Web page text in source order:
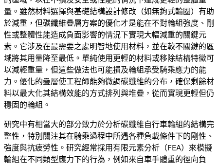
量。雖然材料選擇與基礎結構設計修改（如無鉤式輪圈）有助
於減重，但碳纖維疊層方案的優化才是能在不對輪組強度、剛
性或整體性能造成負面影響的情況下實現大幅減重的關鍵元
素。它涉及在最需要之處明智地使用材料，並在較不關鍵的區
域將其用量降至最低。單純使用更輕的材料或移除結構特徵可
以減輕重量，但這些做法也可能損及輪組承受騎乘應力的能
力。優化的疊層使工程師能夠微調碳纖維的分布，確保剩餘材
料以最大化其結構效能的方式排列與堆疊，從而實現更輕但仍
穩固的輪組。
研究中有相當大的部分致力於分析碳纖維自行車輪組的結構完
整性，特別關注其在騎乘過程中所遇各種負載條件下的剛性、
強度與抗疲勞性。研究經常採用有限元素分析（FEA）來模擬
輪組在不同類型應力下的行為，例如來自車手體重的徑向負